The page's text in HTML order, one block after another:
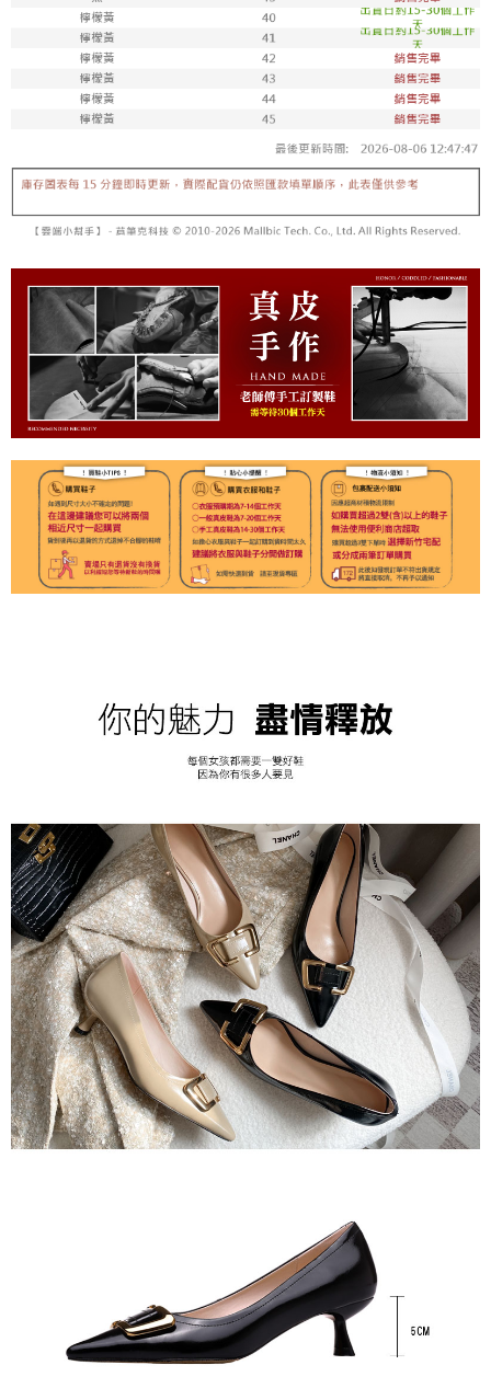
付款後711取貨
每筆NT$100，滿NT$1,800(含以上)免運費
每筆NT$150，滿NT$1,800(含以上)免運費